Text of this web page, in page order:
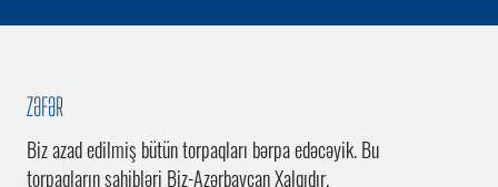
ZƏFƏR
Biz azad edilmiş bütün torpaqları bərpa edəcəyik. Bu
torpaqların sahibləri Biz-Azərbaycan Xalqıdır.